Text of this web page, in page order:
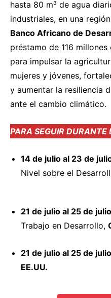
hasta 80 m³ de agua
industriales, en una
Banco Africano de
préstamo de 116 millones
para impulsar la
mujeres y jóvenes,
y aumentar la resiliencia
ante el cambio climático.
PARA SEGUIR DURANTE
14 de julio al 23 de
Nivel sobre el
21 de julio al 25 de
Trabajo en Desarrollo,
21 de julio al 25 de
EE.UU.